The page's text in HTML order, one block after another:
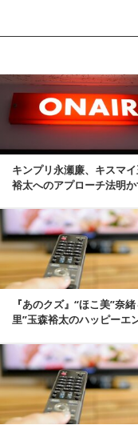
キンプリ永瀬廉、キスマ
裕太へのアプローチ法明
記
『あのクズ』“ほこ美”奈
里”玉森裕太のハッピーエ
記
記